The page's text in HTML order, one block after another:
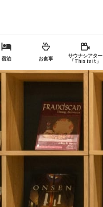
宿泊 お食事
サウナシアター
「This is it」